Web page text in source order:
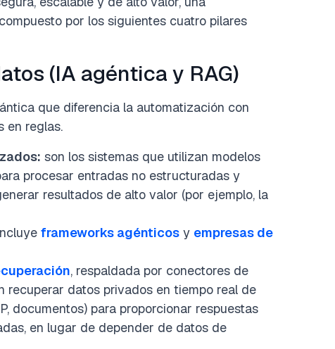
por los siguientes cuatro pilares
(IA agéntica y RAG)
que diferencia la automatización con
en reglas.
son los sistemas que utilizan modelos
procesar entradas no estructuradas y
resultados de alto valor (por ejemplo, la
frameworks agénticos y empresas de
, respaldada por conectores de
recuperar datos privados en tiempo real de
documentos) para proporcionar respuestas
en lugar de depender de datos de